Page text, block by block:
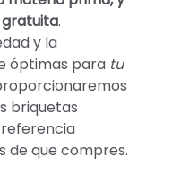
.
y la
óptimas para tu
briquetas
de que compres.